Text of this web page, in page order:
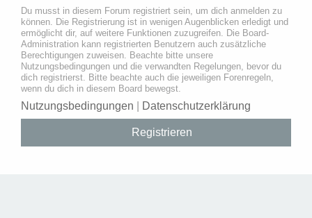
Du musst in diesem Forum registriert sein, um dich anmelden zu
können. Die Registrierung ist in wenigen Augenblicken erledigt und
ermöglicht dir, auf weitere Funktionen zuzugreifen. Die Board-
Administration kann registrierten Benutzern auch zusätzliche
Berechtigungen zuweisen. Beachte bitte unsere
Nutzungsbedingungen und die verwandten Regelungen, bevor du
dich registrierst. Bitte beachte auch die jeweiligen Forenregeln,
wenn du dich in diesem Board bewegst.
Nutzungsbedingungen Datenschutzerklärung
Registrieren